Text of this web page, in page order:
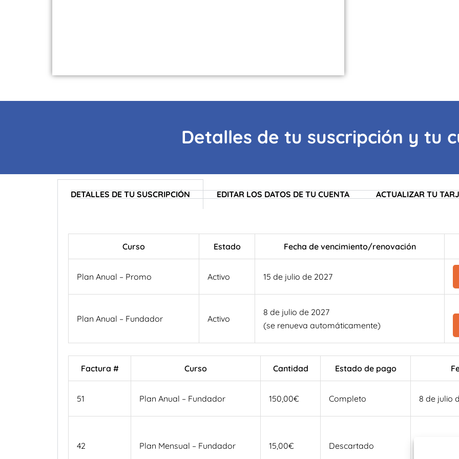
Detalles de tu suscripción y tu
DETALLES DE TU SUSCRIPCIÓN EDITAR LOS DATOS DE TU CUENTA ACTUALIZAR TU
Curso Estado Fecha de vencimiento/renovación
Plan Anual – Promo Activo 15 de julio de 2027
Plan Anual – Fundador Activo
8 de julio de 2027
(se renueva automáticamente)
Factura # Curso Cantidad Estado de pago
51 Plan Anual – Fundador 150,00€ Completo 8 de julio
42 Plan Mensual – Fundador 15,00€ Descartado